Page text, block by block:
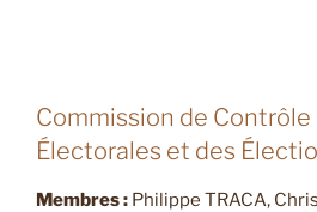
Commission de Contrôle
Électorales et des
Membres : Philippe TRACA,